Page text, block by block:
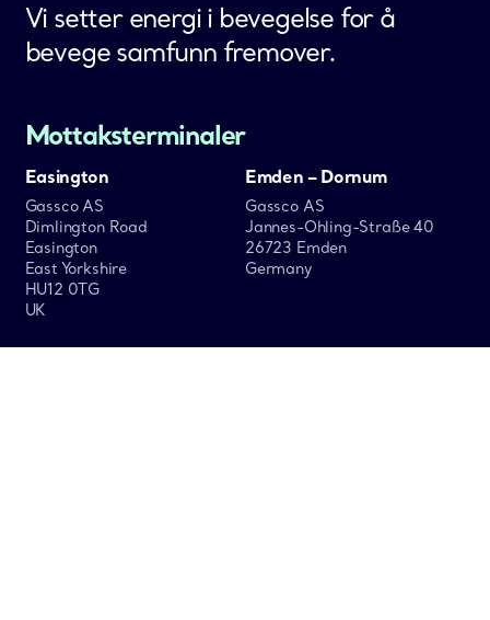
Vi setter energi i bevegelse for å
bevege samfunn fremover.
Mottaksterminaler
Easington
Gassco AS
Dimlington Road
Easington
East Yorkshire
HU12 0TG
UK
Emden – Dornum
Gassco AS
Jannes-Ohling-Straße 40
26723 Emden
Germany